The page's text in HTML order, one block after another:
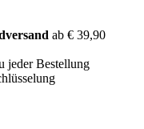
ab € 39,90
jeder Bestellung